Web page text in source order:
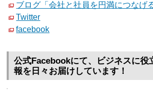
ブログ「会社と社員を円満につなげ
Twitter
facebook
公式Facebookにて、ビジネスに役
報を日々お届けしています！